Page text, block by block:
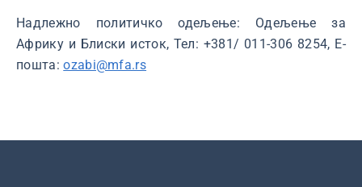
Надлежно политичко одељење: Одељење за
Африку и Блиски исток, Тел: +381/ 011-306 8254, Е-
пошта:ozabi@mfa.rs